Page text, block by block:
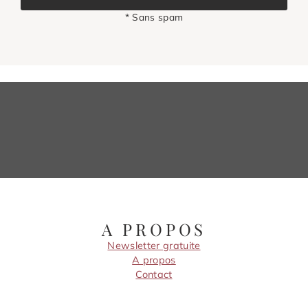
* Sans spam
A PROPOS
Newsletter gratuite
A propos
Contact